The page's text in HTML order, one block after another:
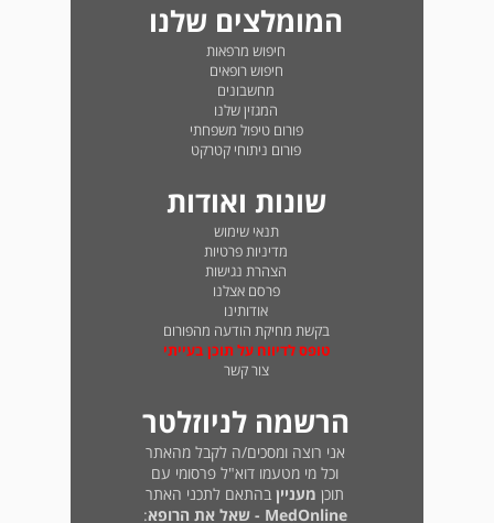
המומלצים שלנו
חיפוש מרפאות
חיפוש רופאים
מחשבונים
המגזין שלנו
פורום טיפול משפחתי
פורום ניתוחי קטרקט
שונות ואודות
תנאי שימוש
מדיניות פרטיות
הצהרת נגישות
פרסם אצלנו
אודותינו
בקשת מחיקת הודעה מהפורום
טופס לדיווח על תוכן בעייתי
צור קשר
הרשמה לניוזלטר
אני רוצה ומסכים/ה לקבל מהאתר
וכל מי מטעמו דוא"ל פרסומי עם
תוכן מעניין בהתאם לתכני האתר
MedOnline - שאל את הרופא
: